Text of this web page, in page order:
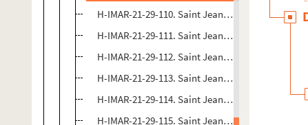
H-IMAR-21-29-110. Saint Jean-Baptiste
H-IMAR-21-29-111. Saint Jean-Baptiste
H-IMAR-21-29-112. Saint Jean-Baptiste
H-IMAR-21-29-113. Saint Jean-Baptiste
H-IMAR-21-29-114. Saint Jean-Baptiste
H-IMAR-21-29-115. Saint Jean-Baptiste